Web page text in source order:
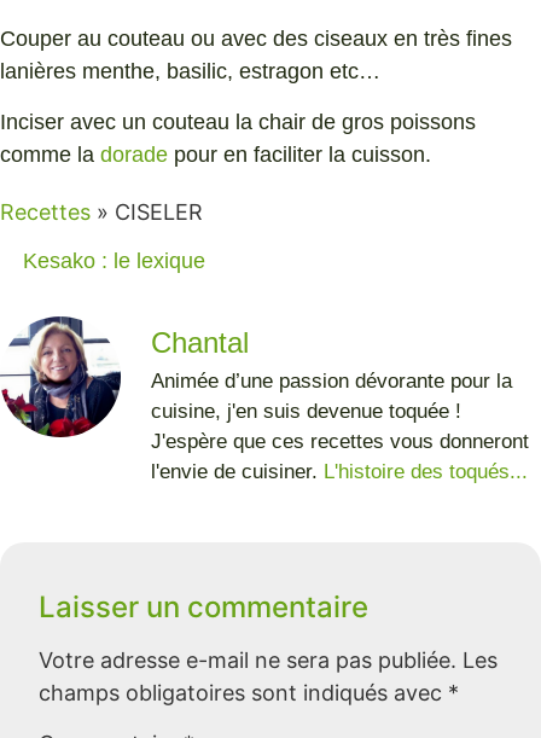
Couper au couteau ou avec des ciseaux en très fines
lanières menthe, basilic, estragon etc…
Inciser avec un couteau la chair de gros poissons
comme la dorade pour en faciliter la cuisson.
Recettes » CISELER
Kesako : le lexique
Chantal
Animée d’une passion dévorante pour la
cuisine, j'en suis devenue toquée !
J'espère que ces recettes vous donneront
l'envie de cuisiner. L'histoire des toqués...
Laisser un commentaire
Votre adresse e-mail ne sera pas publiée. Les
champs obligatoires sont indiqués avec *